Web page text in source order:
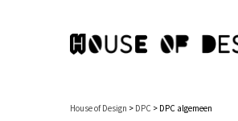
House of Design > DPC > DPC algemeen